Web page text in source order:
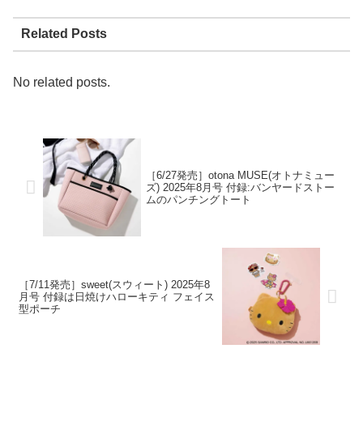
Related Posts
No related posts.
［6/27発売］otona MUSE(オトナミュー
ズ) 2025年8月号 付録:バンヤードストー
ムのパンチングトート
［7/11発売］sweet(スウィート) 2025年8
月号 付録は日焼けハローキティ フェイス
型ポーチ